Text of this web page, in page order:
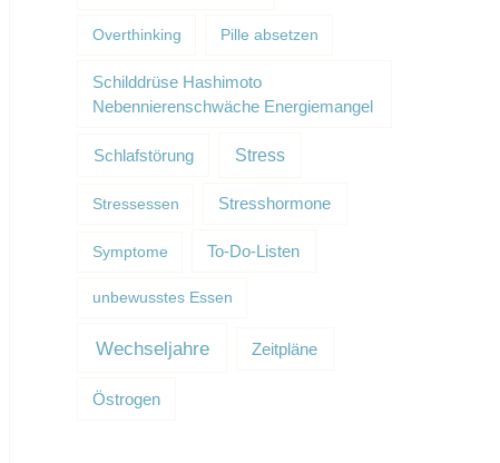
Overthinking Pille absetzen
Schilddrüse Hashimoto
Nebennierenschwäche Energiemangel
Schlafstörung Stress
Stressessen Stresshormone
Symptome To-Do-Listen
unbewusstes Essen
Wechseljahre Zeitpläne
Östrogen